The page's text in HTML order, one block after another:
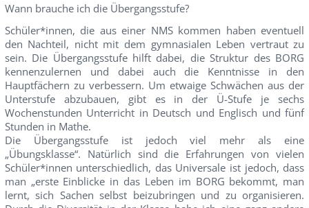
Wann brauche ich die Übergangsstufe?
Schüler*innen, die aus einer NMS kommen haben eventuell
den Nachteil, nicht mit dem gymnasialen Leben vertraut zu
sein. Die Übergangsstufe hilft dabei, die Struktur des BORG
kennenzulernen und dabei auch die Kenntnisse in den
Hauptfächern zu verbessern. Um etwaige Schwächen aus der
Unterstufe abzubauen, gibt es in der Ü-Stufe je sechs
Wochenstunden Unterricht in Deutsch und Englisch und fünf
Stunden in Mathe.
Die Übergangsstufe ist jedoch viel mehr als eine
„Übungsklasse“. Natürlich sind die Erfahrungen von vielen
Schüler*innen unterschiedlich, das Universale ist jedoch, dass
man „erste Einblicke in das Leben im BORG bekommt, man
lernt, sich Sachen selbst beizubringen und zu organisieren.